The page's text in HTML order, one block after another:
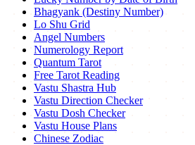
Bhagyank (Destiny Number)
Lo Shu Grid
Angel Numbers
Numerology Report
Quantum Tarot
Free Tarot Reading
Vastu Shastra Hub
Vastu Direction Checker
Vastu Dosh Checker
Vastu House Plans
Chinese Zodiac